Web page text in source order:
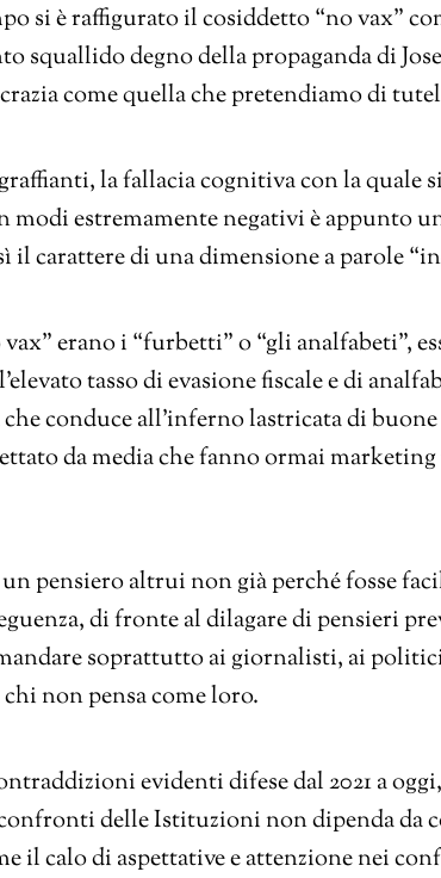
si è raffigurato il cosiddetto “no vax”
squallido degno della propaganda di
come quella che pretendiamo di
la fallacia cognitiva con la quale
modi estremamente negativi è appunto
carattere di una dimensione a parole
erano i “furbetti” o “gli analfabeti”,
tasso di evasione fiscale e di
che conduce all’inferno lastricata di
da media che fanno ormai
pensiero altrui non già perché fosse
di fronte al dilagare di pensieri
soprattutto ai giornalisti, ai
non pensa come loro.
evidenti difese dal 2021 a
delle Istituzioni non dipenda da
il calo di aspettative e attenzione nei